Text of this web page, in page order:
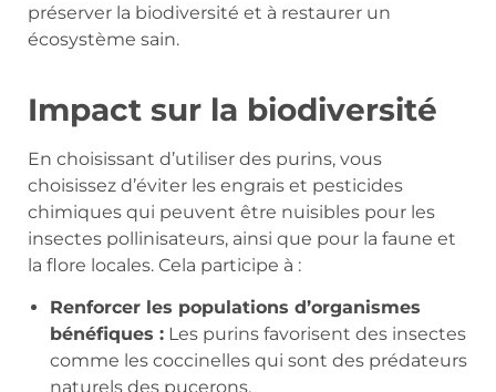
préserver la biodiversité et à restaurer un
écosystème sain.
Impact sur la biodiversité
En choisissant d’utiliser des purins, vous
choisissez d’éviter les engrais et pesticides
chimiques qui peuvent être nuisibles pour les
insectes pollinisateurs, ainsi que pour la faune et
la flore locales. Cela participe à :
Renforcer les populations d’organismes
bénéfiques : Les purins favorisent des insectes
comme les coccinelles qui sont des prédateurs
naturels des pucerons.